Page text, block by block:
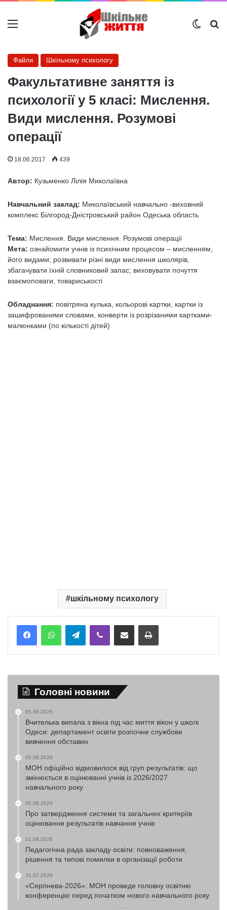
Меню
Файли Шкільному психологу
Факультативне заняття із
психології у 5 класі: Мислення.
Види мислення. Розумові
операції
18.06.2017 439
Автор: Кузьменко Лілія Миколаївна
Навчальний заклад: Миколаївський навчально -виховний
комплекс Білгород-Дністровський район Одеська область
Тема: Мислення. Види мислення. Розумові операції
Мета: ознайомити учнів із психічним процесом – мисленням,
його видами; розвивати різні види мислення школярів,
збагачувати їхній словниковий запас; виховувати почуття
взаємоповаги, товариськості
Обладнання: повітряна кулька, кольорові картки, картки із
зашифрованими словами, конверти із розрізаними картками-
малюнками (по кількості дітей)
шкільному психологу
TelegramViber Надіслати електронною поштоюНадрукувати
Головні новини
05.08.2026
Вчителька випала з вікна під час миття вікон у школі
Одеси: департамент освіти розпочне службове
вивчення обставин
05.08.2026
МОН офіційно відмовилося від груп результатів: що
змінюється в оцінюванні учнів із 2026/2027
навчального року
05.08.2026
Про затвердження системи та загальних критеріїв
оцінювання результатів навчання учнів
01.08.2026
Педагогічна рада закладу освіти: повноваження,
рішення та типові помилки в організації роботи
31.07.2026
«Серпнева-2026»: МОН проведе головну освітню
конференцію перед початком нового навчального року